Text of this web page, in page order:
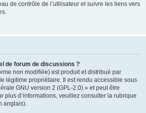
de contrôle de l’utilisateur et suivre les liens vers
de forum de discussions ?
non modifiée) est produit et distribué par
légitime propriétaire. Il est rendu accessible sous
GNU version 2 (GPL-2.0) » et peut être
plus d’informations, veuillez consulter la rubrique
anglais).